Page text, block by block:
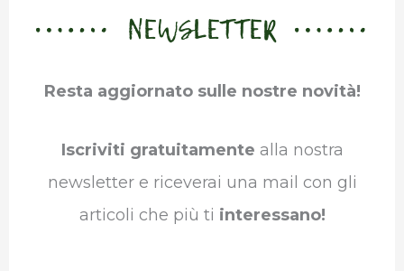
o e
k
d
t
A
e
r
b
r
NEWSLETTER
Resta aggiornato sulle nostre novità!
Iscriviti gratuitamente alla nostra
newsletter e riceverai una mail con gli
articoli che più ti interessano!